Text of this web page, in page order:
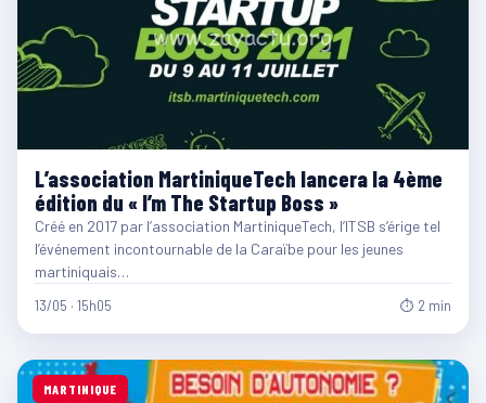
L’association MartiniqueTech lancera la 4ème
édition du « I’m The Startup Boss »
Créé en 2017 par l’association MartiniqueTech, l’ITSB s’érige tel
l’événement incontournable de la Caraïbe pour les jeunes
martiniquais…
13/05 · 15h05 ⏱ 2 min
MARTINIQUE